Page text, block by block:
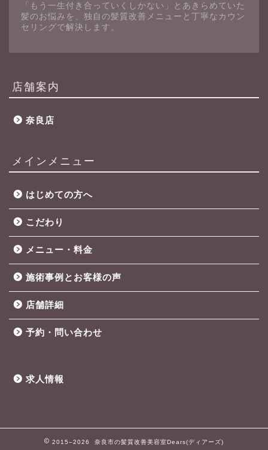
「もう一生付き合っていくしかない」とあきらめていた
髪のお悩みを、独自の髪質改善メニューと丁寧なカウン
セリングで解決します。
店舗案内
奈良店
メインメニュー
はじめての方へ
こだわり
メニュー・料金
施術事例とお客様の声
店舗詳細
予約・問い合わせ
求人情報
2015–2026 奈良市の髪質改善美容室Dears(ディアーズ)